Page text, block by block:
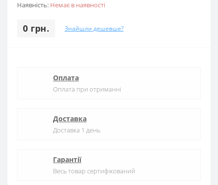
Наявність: Немає в наявності
0 грн. Знайшли дешевше?
Оплата
Оплата при отриманні
Доставка
Доставка 1 день
Гарантії
Весь товар сертифікований